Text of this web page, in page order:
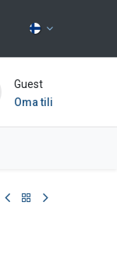
Guest
Oma tili